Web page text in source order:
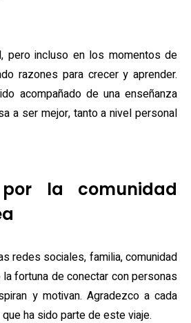
pero incluso en los momentos de
razones para crecer y aprender.
acompañado de una enseñanza
a ser mejor, tanto a nivel personal
por la comunidad
redes sociales, familia, comunidad
fortuna de conectar con personas
y motivan. Agradezco a cada
ha sido parte de este viaje.